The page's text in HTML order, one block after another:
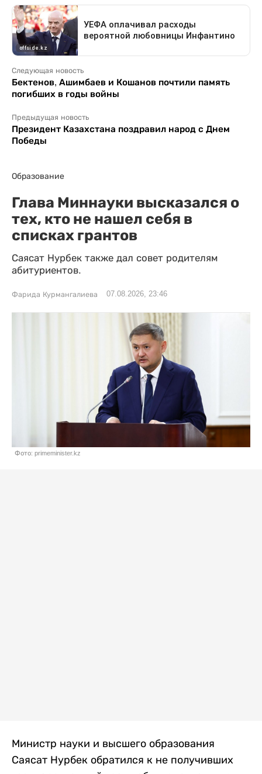
Следующая новость
Бектенов, Ашимбаев и Кошанов почтили память
погибших в годы войны
Предыдущая новость
Президент Казахстана поздравил народ с Днем
Победы
Образование
Глава Миннауки высказался о
тех, кто не нашел себя в
списках грантов
Саясат Нурбек также дал совет родителям
абитуриентов.
Фарида Курмангалиева 07.08.2026, 23:46
Фото: primeminister.kz
Министр науки и высшего образования
Саясат Нурбек обратился к не получивших